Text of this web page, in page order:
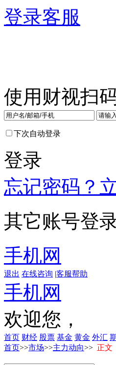
登录客服
使用财视扫
下次自动登录
登录
忘记密码？
其它账号登录
手机网
退出 在线咨询 |客服帮助
手机网
欢迎您，
首页 财经 股票 基金 黄金 外汇
首页>>市场>>主力动向>> 正文